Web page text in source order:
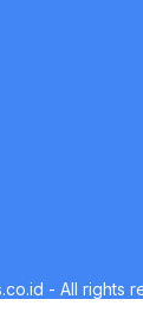
- All rights